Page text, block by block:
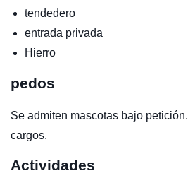
tendedero
entrada privada
Hierro
pedos
Se admiten mascotas bajo petición.
cargos.
Actividades